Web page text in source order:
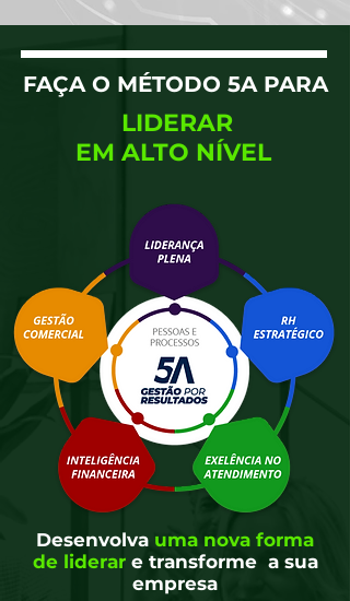
FAÇA O MÉTODO 5A PARA
LIDERAR
EM ALTO NÍVEL
Desenvolva uma nova forma
de liderar e transforme a sua
empresa